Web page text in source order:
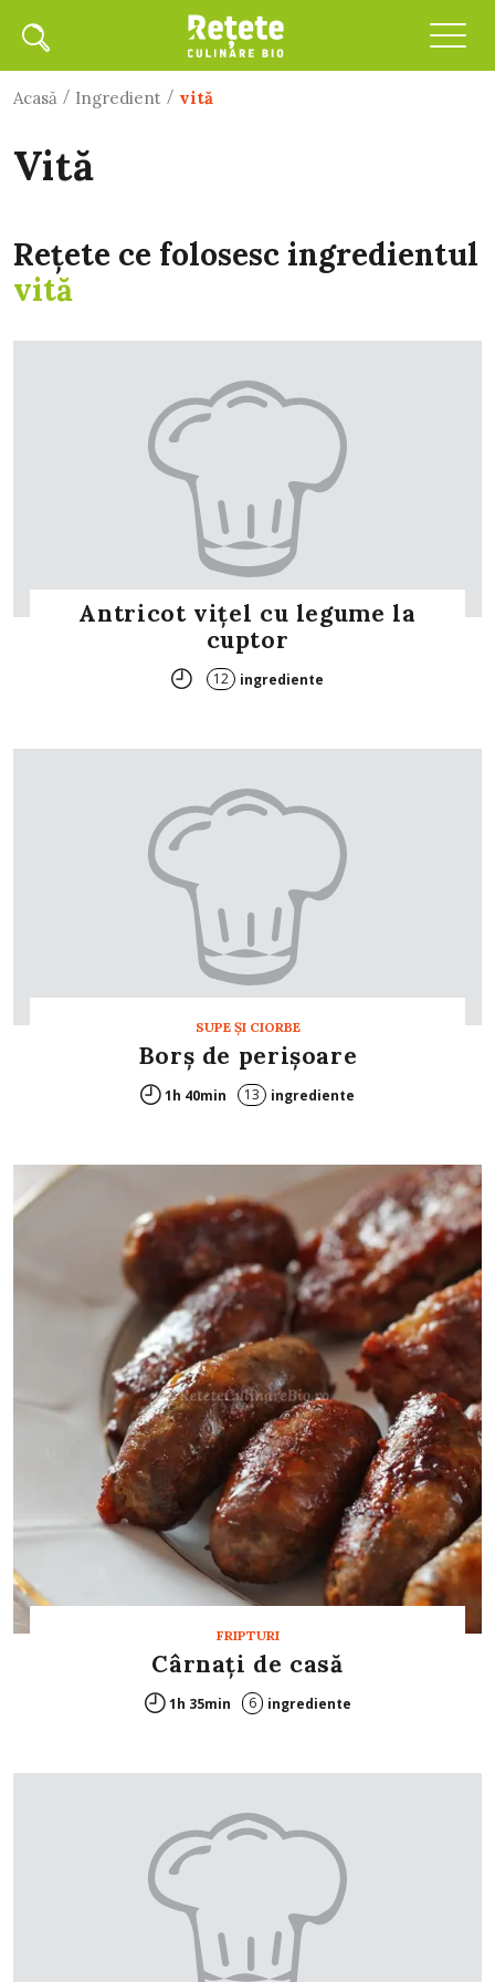
Acasă / Ingredient / vită
vită
Rețete ce folosesc ingredientul
vită
Antricot vițel cu legume la
cuptor
12 ingrediente
SUPE ŞI CIORBE
Borş de perişoare
1h 40min 13 ingrediente
FRIPTURI
Cârnaţi de casă
1h 35min 6 ingrediente